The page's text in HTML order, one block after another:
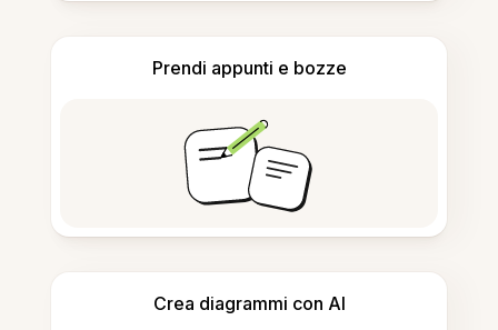
Prendi appunti e bozze
Crea diagrammi con AI